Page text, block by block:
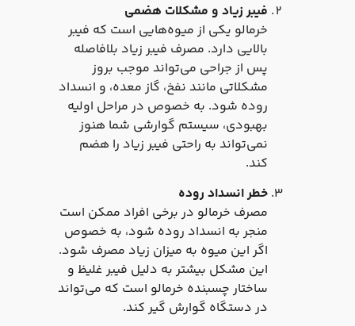
فیبر زیاد و مشکلات هضمی
خرمالو یکی از میوه‌هایی است که فیبر
بالایی دارد. مصرف فیبر زیاد بلافاصله
پس از جراحی می‌تواند موجب بروز
مشکلاتی مانند نفخ، گاز معده، و انسداد
روده شود. به خصوص در مراحل اولیه
بهبودی، سیستم گوارشی شما هنوز
نمی‌تواند به راحتی فیبر زیاد را هضم
کند.
خطر انسداد روده
مصرف خرمالو در برخی افراد ممکن است
منجر به انسداد روده شود، به خصوص
اگر این میوه به میزان زیاد مصرف شود.
این مشکل بیشتر به دلیل فیبر غلیظ و
ساختار چسبنده خرمالو است که می‌تواند
در دستگاه گوارش گیر کند.